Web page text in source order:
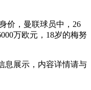
价，曼联球员中，26
万欧元，18岁的梅努
息展示，内容详情请与